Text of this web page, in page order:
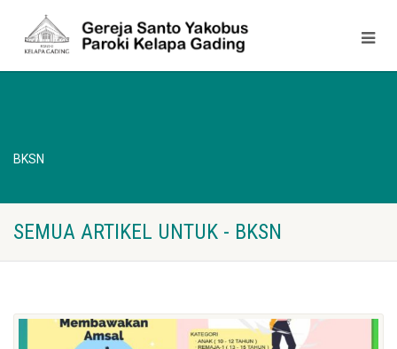
BKSN
SEMUA ARTIKEL UNTUK - BKSN